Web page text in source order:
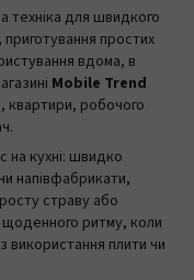
техніка для швидкого
приготування простих
вдома, в
Mobile Trend
квартири, робочого
на кухні: швидко
напівфабрикати,
страву або
щоденного ритму, коли
використання плити чи